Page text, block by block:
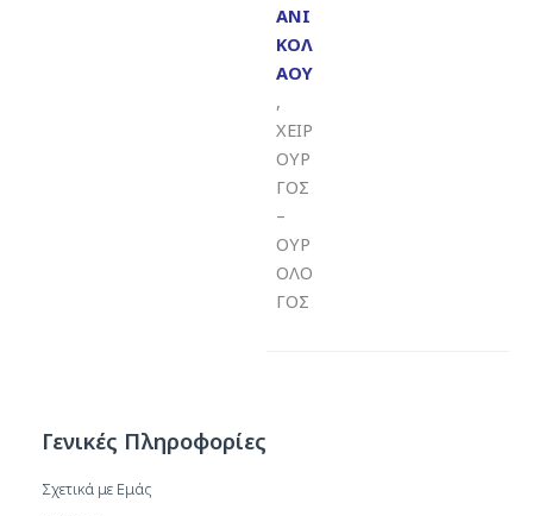
ΑΝΙ
ΚΟΛ
ΑΟΥ
,
ΧΕΙΡ
ΟΥΡ
ΓΟΣ
–
ΟΥΡ
ΟΛΟ
ΓΟΣ
Γενικές Πληροφορίες
Σχετικά με Εμάς